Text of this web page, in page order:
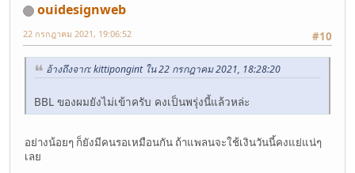
ouidesignweb
#10
22 กรกฎาคม 2021, 19:06:52
อ้างถึงจาก: kittipongint ใน 22 กรกฎาคม 2021, 18:28:20
BBL ของผมยังไม่เข้าครับ คงเป็นพรุ่งนี้แล้วหล่ะ
อย่างน้อยๆ ก็ยังมีคนรอเหมือนกัน ถ้าแพลนจะใช้เงินวันนี้คงแย่แน่ๆ
เลย